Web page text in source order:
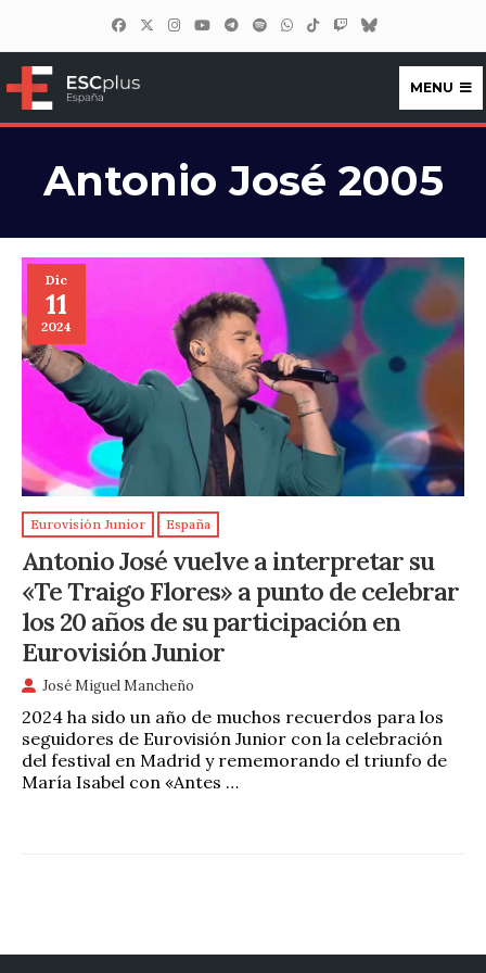
ESCplus España
MENU
Antonio José 2005
Dic
11
2024
Eurovisión Junior España
Antonio José vuelve a interpretar su
«Te Traigo Flores» a punto de celebrar
los 20 años de su participación en
Eurovisión Junior
José Miguel Mancheño
2024 ha sido un año de muchos recuerdos para los
seguidores de Eurovisión Junior con la celebración
del festival en Madrid y rememorando el triunfo de
María Isabel con «Antes …